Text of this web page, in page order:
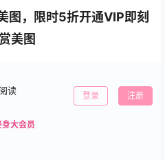
图，限时5折开通VIP即刻
美图
读
身大会员
登录 注册